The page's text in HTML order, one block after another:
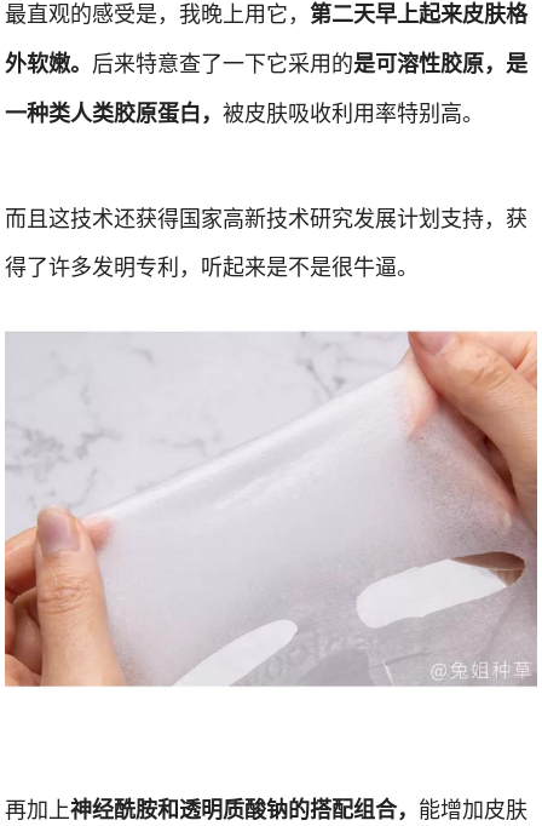
最直观的感受是，我晚上用它，第二天早上起来皮肤格
外软嫩。 后来特意查了一下它采用的是可溶性胶原，是
一种类人类胶原蛋白，被皮肤吸收利用率特别高。
而且这技术还获得国家高新技术研究发展计划支持，获
得了许多发明专利，听起来是不是很牛逼。
再加上神经酰胺和透明质酸钠的搭配组合， 能增加皮肤